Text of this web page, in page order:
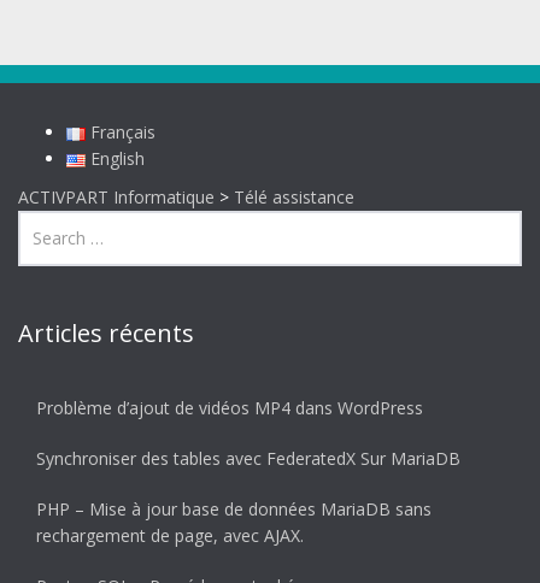
Français
English
ACTIVPART Informatique > Télé assistance
Articles récents
Problème d’ajout de vidéos MP4 dans WordPress
Synchroniser des tables avec FederatedX Sur MariaDB
PHP – Mise à jour base de données MariaDB sans
rechargement de page, avec AJAX.